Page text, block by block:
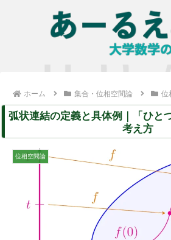
ホーム 集合・位相空間論 位
弧状連結の定義と具体例｜「ひと
考え方
位相空間論